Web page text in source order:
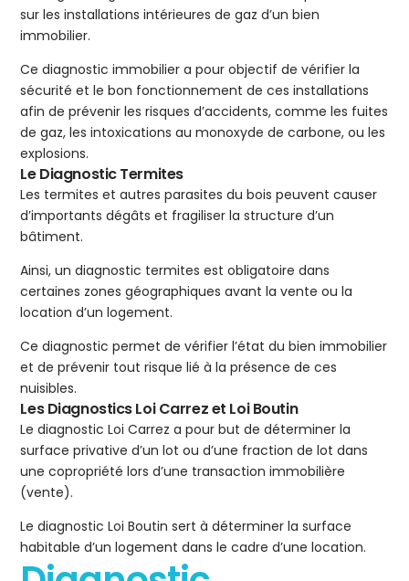
sur les installations intérieures de gaz d’un bien
immobilier.
Ce diagnostic immobilier a pour objectif de vérifier la
sécurité et le bon fonctionnement de ces installations
afin de prévenir les risques d’accidents, comme les fuites
de gaz, les intoxications au monoxyde de carbone, ou les
explosions.
Le Diagnostic Termites
Les termites et autres parasites du bois peuvent causer
d’importants dégâts et fragiliser la structure d’un
bâtiment.
Ainsi, un diagnostic termites est obligatoire dans
certaines zones géographiques avant la vente ou la
location d’un logement.
Ce diagnostic permet de vérifier l’état du bien immobilier
et de prévenir tout risque lié à la présence de ces
nuisibles.
Les Diagnostics Loi Carrez et Loi Boutin
Le diagnostic Loi Carrez a pour but de déterminer la
surface privative d’un lot ou d’une fraction de lot dans
une copropriété lors d’une transaction immobilière
(vente).
Le diagnostic Loi Boutin sert à déterminer la surface
habitable d’un logement dans le cadre d’une location.